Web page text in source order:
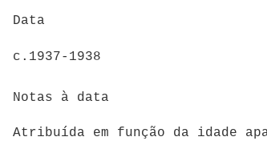
Data
c.1937-1938
Notas à data
Atribuída em função da idade